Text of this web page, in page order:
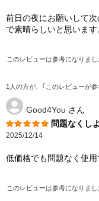
前日の夜にお願いして
で素晴らしいと思います
このレビューは参考になりまし
1人の方が、｢このレビューが
Good4You さん
問題なくし
2025/12/14
低価格でも問題なく使用
このレビューは参考になりまし